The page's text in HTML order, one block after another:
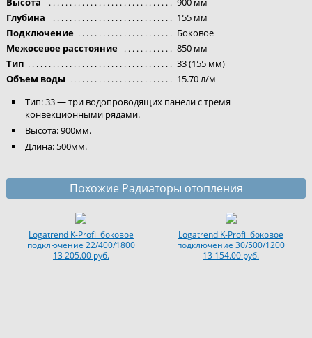
Глубина
155 мм
Подключение
Боковое
Межосевое расстояние
850 мм
Тип
33 (155 мм)
Объем воды
15.70 л/м
Тип: 33 — три водопроводящих панели с тремя
конвекционными рядами.
Высота: 900мм.
Длина: 500мм.
Похожие Радиаторы отопления
Logatrend K-Profil боковое
подключение 22/400/1800
13 205.00 руб.
Logatrend K-Profil боковое
подключение 30/500/1200
13 154.00 руб.